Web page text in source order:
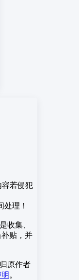
容若侵犯
处理！
收集、
贴，并
原作者
。